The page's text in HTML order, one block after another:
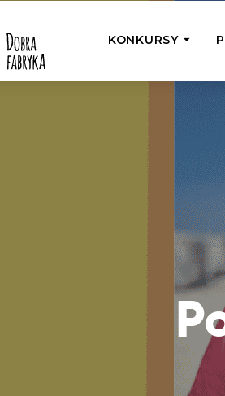
KONKURSY
Wyjedź z Nami
Odwiedź
działamy
Przybij 5 w 7
Wyjedź do
Żakowskim z